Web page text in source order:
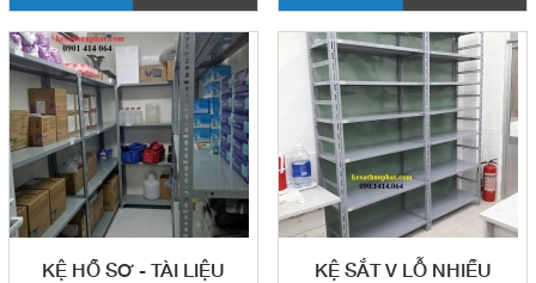
KỆ HỒ SƠ - TÀI LIỆU
KỆ SẮT V LỖ NHIỀU